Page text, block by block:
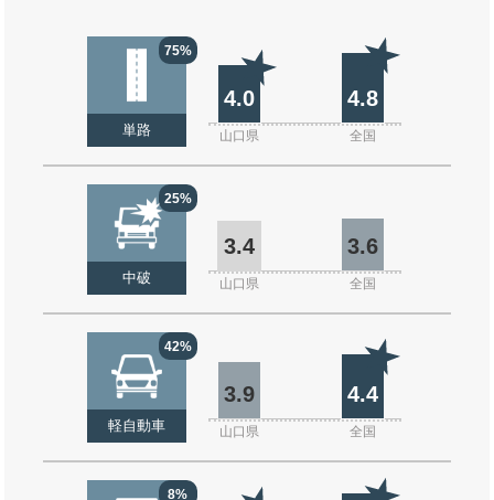
75%
単路
4.0 4.8
山口県 全国
25%
中破
3.4 3.6
山口県 全国
42%
軽自動車
3.9 4.4
山口県 全国
8%